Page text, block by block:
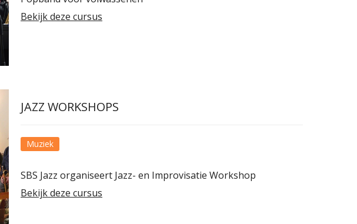
Bekijk deze cursus
JAZZ WORKSHOPS
Muziek
SBS Jazz organiseert Jazz- en Improvisatie Workshop
Bekijk deze cursus